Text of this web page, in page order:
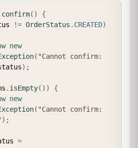
confirm( )
{
!= OrderStatus . CREATED)
new
( "Cannot confirm:
) ;
. isEmpty( ) )
{
new
( "Cannot confirm:
) ;
=